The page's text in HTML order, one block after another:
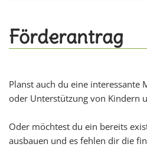
Förderantrag
Planst auch du eine interessante
oder Unterstützung von Kindern
Oder möchtest du ein bereits
ausbauen und es fehlen dir die